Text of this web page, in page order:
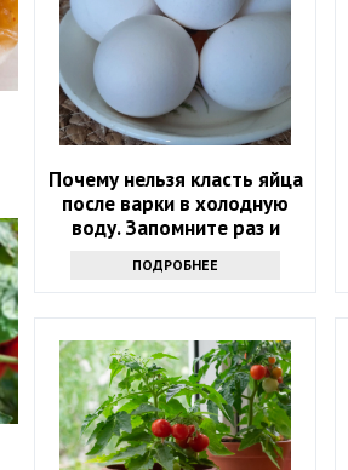
Почему нельзя класть яйца
после варки в холодную
воду. Запомните раз и
ПОДРОБНЕЕ